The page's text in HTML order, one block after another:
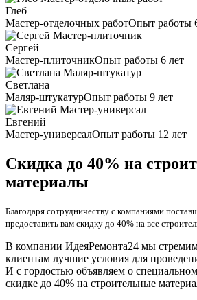
Глеб
Мастер-отделочных работОпыт работы
Сергей
Мастер-плиточникОпыт работы 6 лет
Светлана
Маляр-штукатурОпыт работы 9 лет
Евгений
Мастер-универсалОпыт работы 12 лет
Скидка до 40% на
материалы
Благодаря сотрудничеству с компаниями
предоставить вам скидку до 40% на все
В компании ИдеяРемонта24 мы
клиентам лучшие условия для
И с гордостью объявляем о
скидке до 40% на строительные